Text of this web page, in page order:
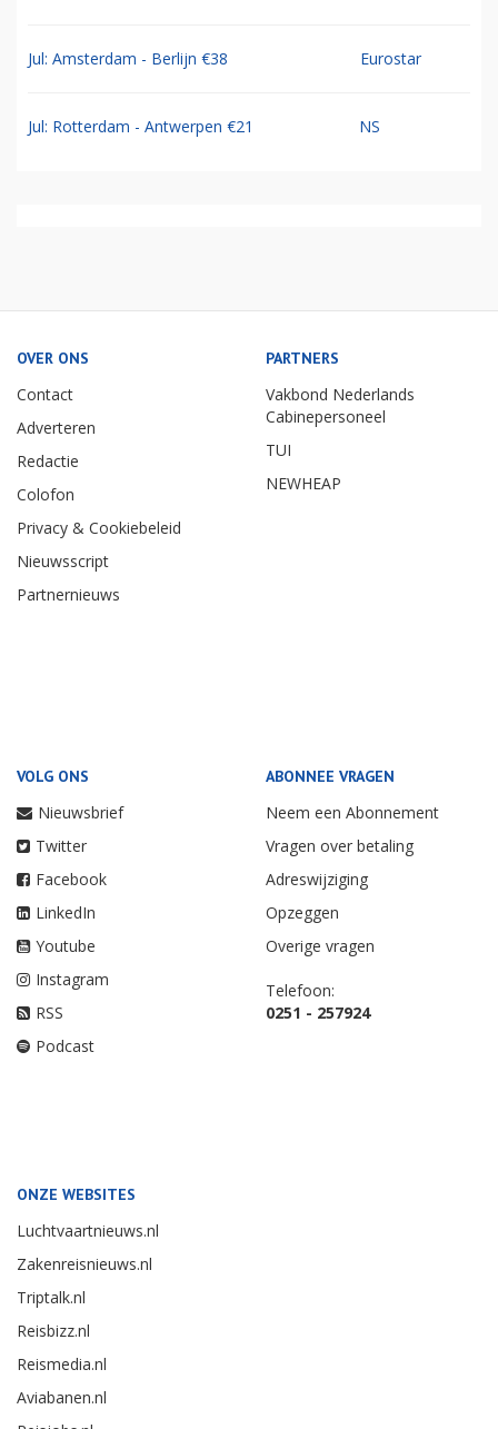
Jul: Amsterdam - Berlijn €38 Eurostar
Jul: Rotterdam - Antwerpen €21 NS
OVER ONS
Contact
Adverteren
Redactie
Colofon
Privacy & Cookiebeleid
Nieuwsscript
Partnernieuws
PARTNERS
Vakbond Nederlands
Cabinepersoneel
TUI
NEWHEAP
VOLG ONS
Nieuwsbrief
Twitter
Facebook
LinkedIn
Youtube
Instagram
RSS
Podcast
ABONNEE VRAGEN
Neem een Abonnement
Vragen over betaling
Adreswijziging
Opzeggen
Overige vragen
Telefoon:
0251 - 257924
ONZE WEBSITES
Luchtvaartnieuws.nl
Zakenreisnieuws.nl
Triptalk.nl
Reisbizz.nl
Reismedia.nl
Aviabanen.nl